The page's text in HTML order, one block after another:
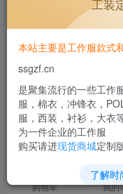
余额
我的服务
购物车 我的
工装
本站主要是工作服款式
ssgzf.cn
是聚集流行的一些工作
服，棉衣，冲锋衣，
服，西装，衬衫，大衣
为一件企业的工作服
购买请进现货商城定制
了解时